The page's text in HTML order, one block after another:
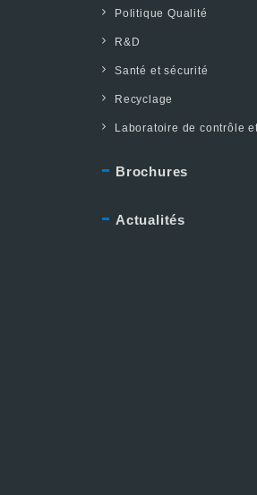
Politique Qualité
R&D
Santé et sécurité
Recyclage
Laboratoire de contrôle
Brochures
Actualités